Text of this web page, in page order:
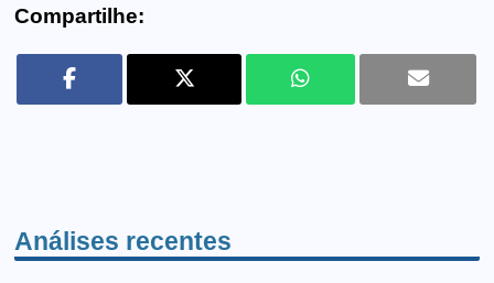
Compartilhe:
Análises recentes